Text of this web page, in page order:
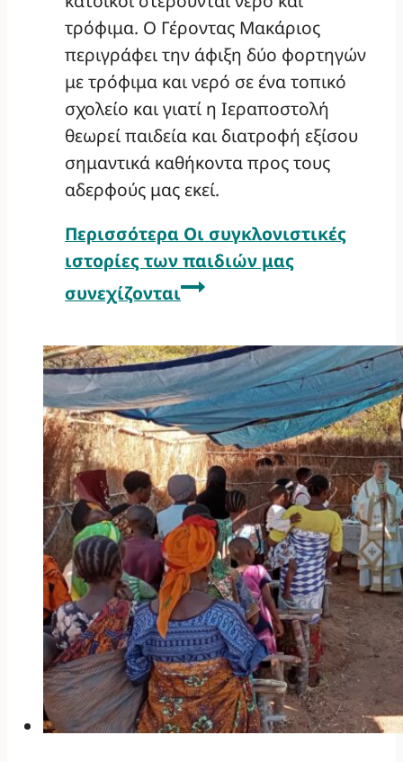
τρόφιμα. Ο Γέροντας Μακάριος
περιγράφει την άφιξη δύο φορτηγών
με τρόφιμα και νερό σε ένα τοπικό
σχολείο και γιατί η Ιεραποστολή
θεωρεί παιδεία και διατροφή εξίσου
σημαντικά καθήκοντα προς τους
αδερφούς μας εκεί.
Περισσότερα Οι συγκλονιστικές
ιστορίες των παιδιών μας
συνεχίζονται